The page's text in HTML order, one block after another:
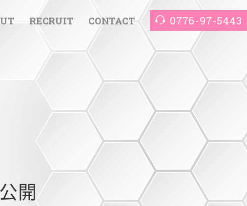
RECRUIT CONTACT 0776-97-5443
開